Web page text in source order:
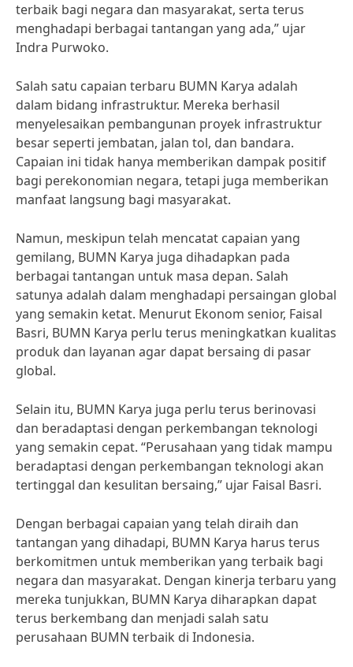
terbaik bagi negara dan masyarakat, serta terus
menghadapi berbagai tantangan yang ada,” ujar
Indra Purwoko.
Salah satu capaian terbaru BUMN Karya adalah
dalam bidang infrastruktur. Mereka berhasil
menyelesaikan pembangunan proyek infrastruktur
besar seperti jembatan, jalan tol, dan bandara.
Capaian ini tidak hanya memberikan dampak positif
bagi perekonomian negara, tetapi juga memberikan
manfaat langsung bagi masyarakat.
Namun, meskipun telah mencatat capaian yang
gemilang, BUMN Karya juga dihadapkan pada
berbagai tantangan untuk masa depan. Salah
satunya adalah dalam menghadapi persaingan global
yang semakin ketat. Menurut Ekonom senior, Faisal
Basri, BUMN Karya perlu terus meningkatkan kualitas
produk dan layanan agar dapat bersaing di pasar
global.
Selain itu, BUMN Karya juga perlu terus berinovasi
dan beradaptasi dengan perkembangan teknologi
yang semakin cepat. “Perusahaan yang tidak mampu
beradaptasi dengan perkembangan teknologi akan
tertinggal dan kesulitan bersaing,” ujar Faisal Basri.
Dengan berbagai capaian yang telah diraih dan
tantangan yang dihadapi, BUMN Karya harus terus
berkomitmen untuk memberikan yang terbaik bagi
negara dan masyarakat. Dengan kinerja terbaru yang
mereka tunjukkan, BUMN Karya diharapkan dapat
terus berkembang dan menjadi salah satu
perusahaan BUMN terbaik di Indonesia.